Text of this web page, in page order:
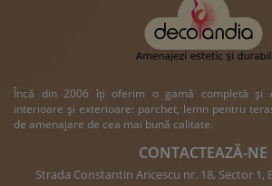
Încă din 2006 îți oferim o gamă completă și
interioare și exterioare: parchet, lemn pentru
de amenajare de cea mai bună calitate.
CONTACTEAZĂ-NE
Strada Constantin Aricescu nr. 18, Sector 1,